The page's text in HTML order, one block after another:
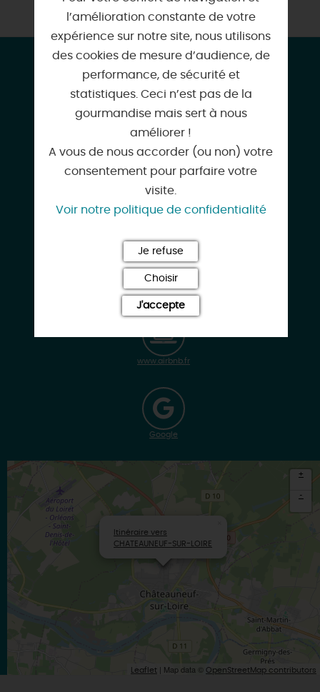
CONTACT & LOCALISATION
52 rue de la Poterie
45110 CHATEAUNEUF-SUR-LOIRE
06 50 29 25 09
d.bezault45@gmail.com
www.airbnb.fr
Google
Itinéraire vers
CHATEAUNEUF-SUR-LOIRE
+
-
Leaflet | Map data © OpenStreetMap contributors
l’amélioration constante de votre
expérience sur notre site, nous utilisons
des cookies de mesure d’audience, de
performance, de sécurité et
statistiques. Ceci n’est pas de la
gourmandise mais sert à nous
améliorer !
A vous de nous accorder (ou non) votre
consentement pour parfaire votre
visite.
Voir notre politique de confidentialité
Je refuse
Choisir
J'accepte